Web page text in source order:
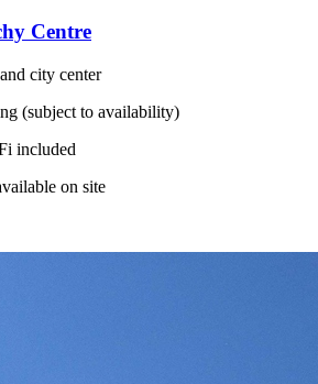
Centre
city center
(subject to availability)
included
on site